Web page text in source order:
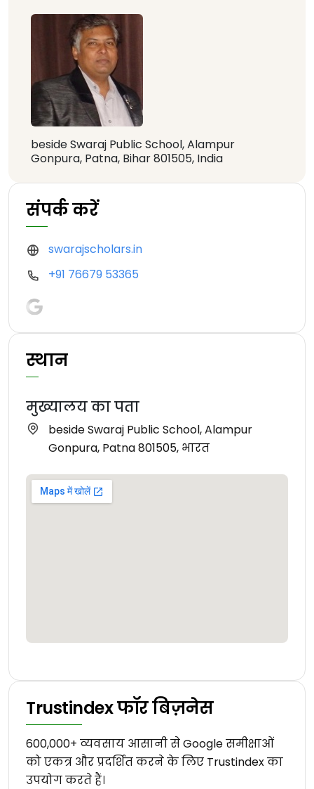
beside Swaraj Public School, Alampur
Gonpura, Patna, Bihar 801505, India
संपर्क करें
swarajscholars.in
+91 76679 53365
स्थान
मुख्यालय का पता
beside Swaraj Public School, Alampur
Gonpura, Patna 801505, भारत
Trustindex फॉर बिज़नेस
600,000+ व्यवसाय आसानी से Google समीक्षाओं
को एकत्र और प्रदर्शित करने के लिए Trustindex का
उपयोग करते हैं।